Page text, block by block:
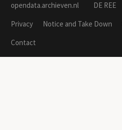
opendata.archieven.nl DE REE
Privacy
Notice and Take Down
Contact